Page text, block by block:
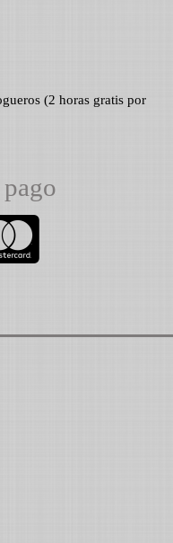
(2 horas gratis por